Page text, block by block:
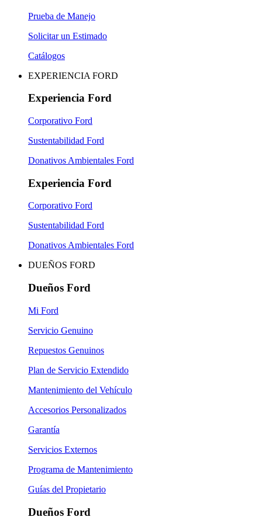
Prueba de Manejo
Solicitar un Estimado
Catálogos
EXPERIENCIA FORD
Experiencia Ford
Corporativo Ford
Sustentabilidad Ford
Donativos Ambientales Ford
Experiencia Ford
Corporativo Ford
Sustentabilidad Ford
Donativos Ambientales Ford
DUEÑOS FORD
Dueños Ford
Mi Ford
Servicio Genuino
Repuestos Genuinos
Plan de Servicio Extendido
Mantenimiento del Vehículo
Accesorios Personalizados
Garantía
Servicios Externos
Programa de Mantenimiento
Guías del Propietario
Dueños Ford